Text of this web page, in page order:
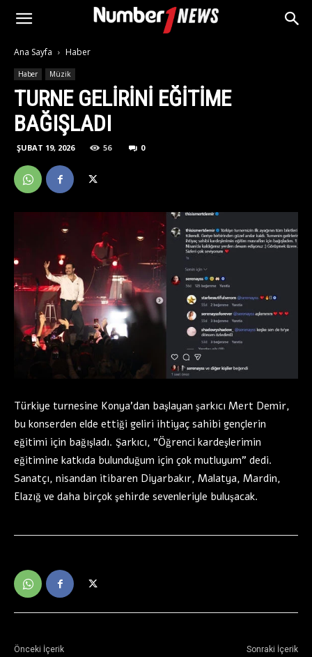
Ana Sayfa Haber
Haber Müzik
TURNE GELIRINI EĞITIME
BAĞIŞLADI
ŞUBAT 19, 2026 56 0
Türkiye turnesine Konya’dan başlayan şarkıcı Mert Demir,
bu konserden elde ettiği geliri ihtiyaç sahibi gençlerin
eğitimi için bağışladı. Şarkıcı, “Öğrenci kardeşlerimin
eğitimine katkıda bulunduğum için çok mutluyum” dedi.
Sanatçı, nisandan itibaren Diyarbakır, Malatya, Mardin,
Elazığ ve daha birçok şehirde sevenleriyle buluşacak.
Önceki İçerik Sonraki İçerik